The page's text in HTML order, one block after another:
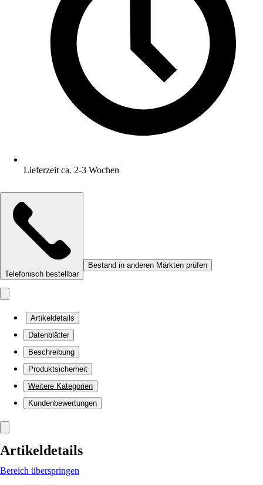
Lieferzeit ca. 2-3 Wochen
Telefonisch bestellbar
Bestand in anderen Märkten prüfen
Artikeldetails
Datenblätter
Beschreibung
Produktsicherheit
Weitere Kategorien
Kundenbewertungen
Artikeldetails
Bereich überspringen